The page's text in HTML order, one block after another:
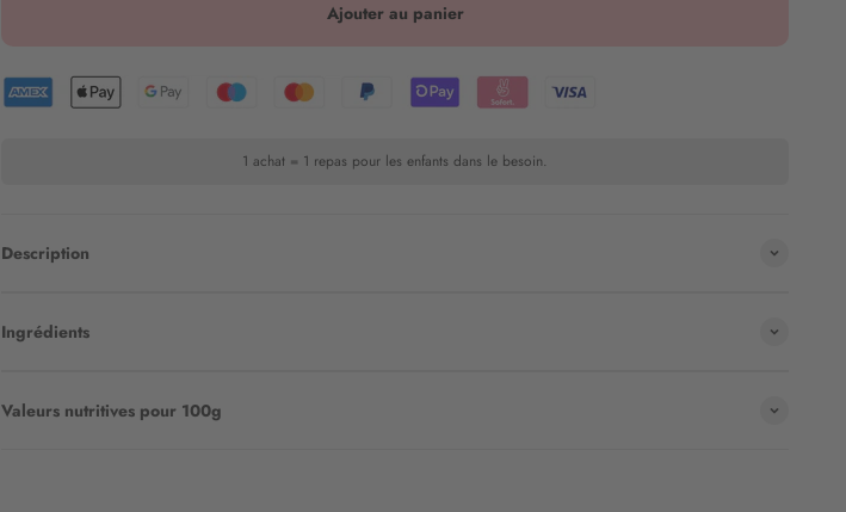
Ajouter au panier
1 achat = 1 repas pour les enfants dans le besoin.
Description
Ingrédients
Valeurs nutritives pour 100g